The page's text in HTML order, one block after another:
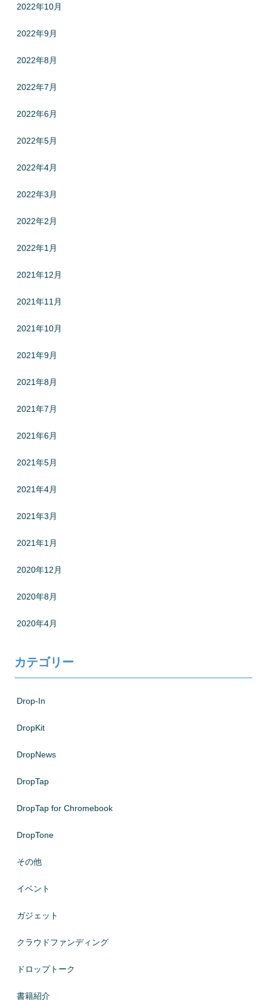
2022年10月
2022年9月
2022年8月
2022年7月
2022年6月
2022年5月
2022年4月
2022年3月
2022年2月
2022年1月
2021年12月
2021年11月
2021年10月
2021年9月
2021年8月
2021年7月
2021年6月
2021年5月
2021年4月
2021年3月
2021年1月
2020年12月
2020年8月
2020年4月
カテゴリー
Drop-In
DropKit
DropNews
DropTap
DropTap for Chromebook
DropTone
その他
イベント
ガジェット
クラウドファンディング
ドロップトーク
書籍紹介